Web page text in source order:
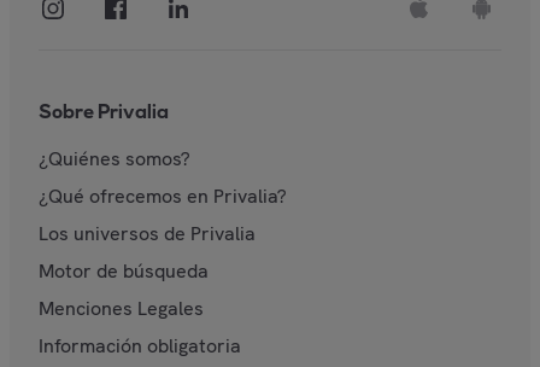
Sobre Privalia
¿Quiénes somos?
¿Qué ofrecemos en Privalia?
Los universos de Privalia
Motor de búsqueda
Menciones Legales
Información obligatoria